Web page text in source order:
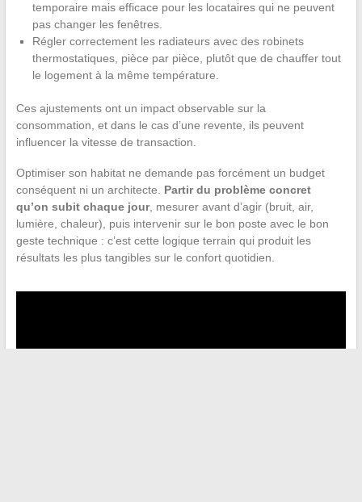
temporaire mais efficace pour les locataires qui ne peuvent
pas changer les fenêtres.
Régler correctement les radiateurs avec des robinets
thermostatiques, pièce par pièce, plutôt que de chauffer tout
le logement à la même température.
Ces ajustements ont un impact observable sur la
consommation, et dans le cas d’une revente, ils peuvent
influencer la vitesse de transaction.
Optimiser son habitat ne demande pas forcément un budget
conséquent ni un architecte. Partir du problème concret
qu’on subit chaque jour, mesurer avant d’agir (bruit, air,
lumière, chaleur), puis intervenir sur le bon poste avec le bon
geste technique : c’est cette logique terrain qui produit les
résultats les plus tangibles sur le confort quotidien.